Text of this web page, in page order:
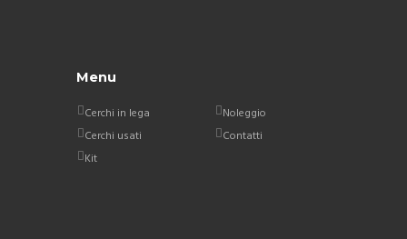
Menu
Cerchi in lega
Cerchi usati
Kit
Noleggio
Contatti